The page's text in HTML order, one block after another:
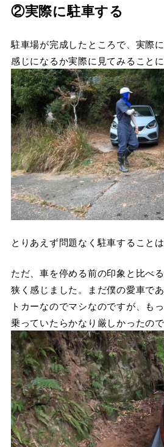
②実際に駐車する
駐車場が完成したところで、実際
感じになるか実際に見てみることに
とりあえず問題なく駐車することは
ただ、車を停める前の印象と比べ
狭く感じました。まだ僕の愛車で
トカーなのでマシなのですが、も
乗っていたらかなり厳しかったの